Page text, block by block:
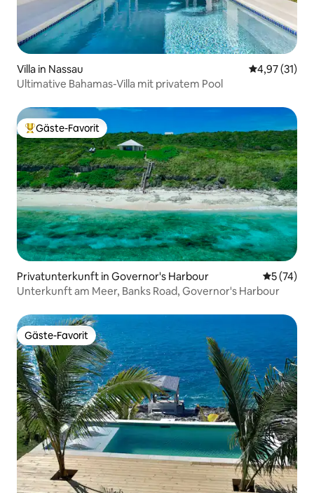
Villa in Nassau
4,97 (31)
Ultimative Bahamas-Villa mit privatem Pool
Beliebter Gäste-Favorit.
Gäste-Favorit
Privatunterkunft in Governor's Harbour
5 (74)
Unterkunft am Meer, Banks Road, Governor's Harbour
Gäste-Favorit
Gäste-Favorit